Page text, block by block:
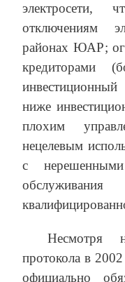
отключениям
районах ЮАР;
кредиторами
ниже
плохим
нецелевым
с нерешенными
Несмотря
протокола в 2002
официально